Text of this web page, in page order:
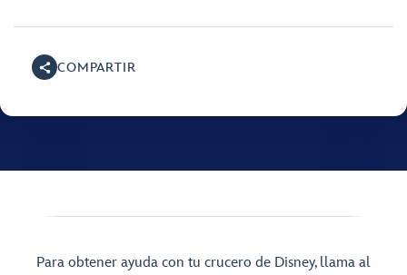
COMPARTIR
Para obtener ayuda con tu crucero de Disney, llama al